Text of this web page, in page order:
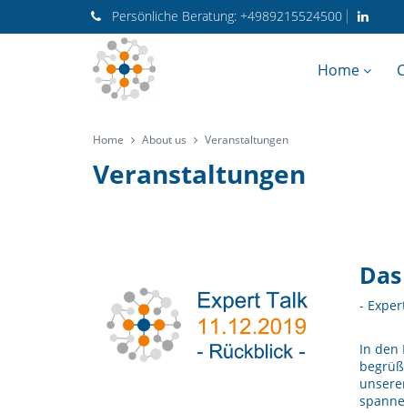
Persönliche Beratung: +4989215524500
Home
Home About us Veranstaltungen
Veranstaltungen
-
In den